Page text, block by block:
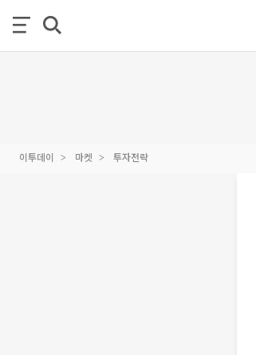
이투데이 마켓 투자전략